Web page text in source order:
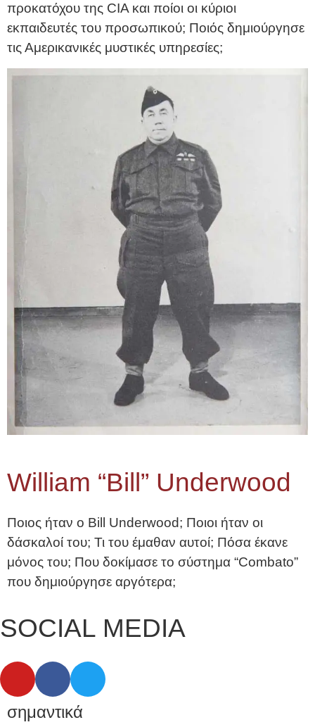
προκατόχου της CIA και ποίοι οι κύριοι
εκπαιδευτές του προσωπικού; Ποιός δημιούργησε
τις Αμερικανικές μυστικές υπηρεσίες;
William “Bill” Underwood
Ποιος ήταν ο Bill Underwood; Ποιοι ήταν οι
δάσκαλοί του; Τι του έμαθαν αυτοί; Πόσα έκανε
μόνος του; Που δοκίμασε το σύστημα “Combato”
που δημιούργησε αργότερα;
SOCIAL MEDIA
σημαντικά